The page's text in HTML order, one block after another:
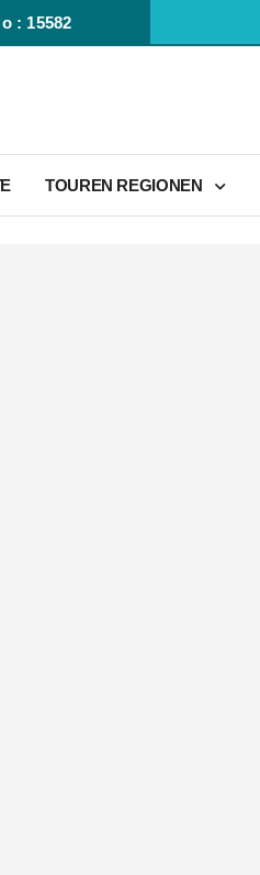
: 15582
TOUREN REGIONEN